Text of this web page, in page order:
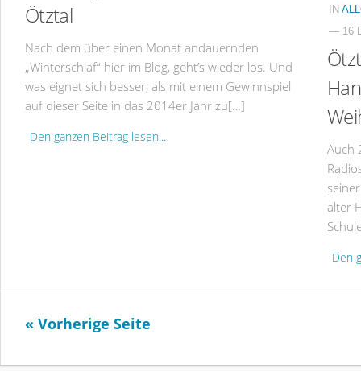
Ötztal
Nach dem über einen Monat andauernden
„Winterschlaf“ hier im Blog, geht’s wieder los. Und
was eignet sich besser, als mit einem Gewinnspiel
auf dieser Seite in das 2014er Jahr zu[…]
Den ganzen Beitrag lesen...
IN
— 16
Auch
alter
Den
« Vorherige Seite